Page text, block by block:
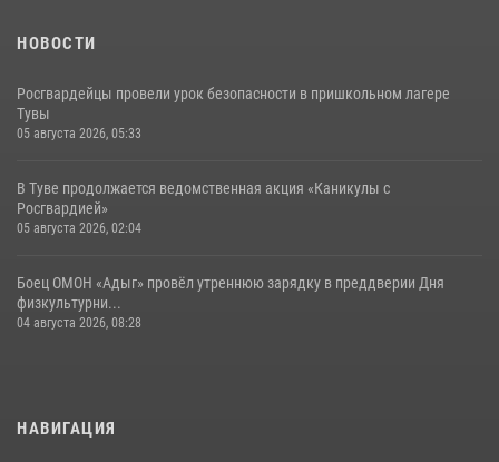
НОВОСТИ
Росгвардейцы провели урок безопасности в пришкольном лагере
Тувы
05 августа 2026, 05:33
В Туве продолжается ведомственная акция «Каникулы с
Росгвардией»
05 августа 2026, 02:04
Боец ОМОН «Адыг» провёл утреннюю зарядку в преддверии Дня
физкультурни...
04 августа 2026, 08:28
НАВИГАЦИЯ